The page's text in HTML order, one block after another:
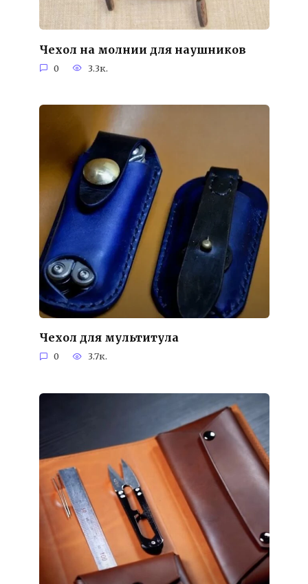
Чехол на молнии для наушников
0 3.3к.
Чехол для мультитула
0 3.7к.